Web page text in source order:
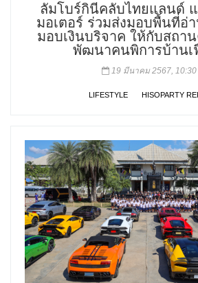
ลัมโบร์กินีคลับไทยแลนด์ แ
มอเตอร์ ร่วมส่งมอบพื้นที่อ่
มอบเงินบริจาค ให้กับสถา
พัฒนาคนพิการบ้านเ
19 มีนาคม 2567, 10:30
LIFESTYLE HISOPARTY